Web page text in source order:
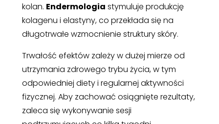
kolan. Endermologia stymuluje produkcję
kolagenu i elastyny, co przekłada się na
długotrwałe wzmocnienie struktury skóry.
Trwałość efektów zależy w dużej mierze od
utrzymania zdrowego trybu życia, w tym
odpowiedniej diety i regularnej aktywności
fizycznej. Aby zachować osiągnięte rezultaty,
zaleca się wykonywanie sesji